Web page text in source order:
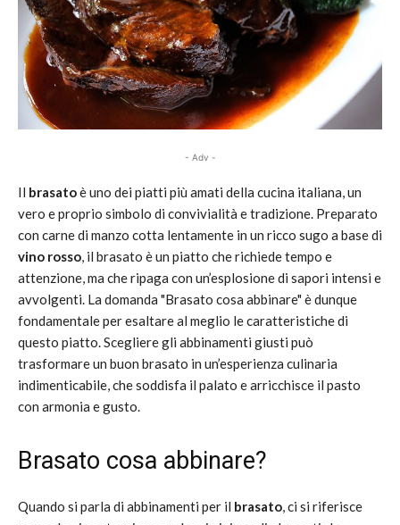
- Adv -
Il brasatoè uno dei piatti più amati della cucina italiana, un
vero e proprio simbolo di convivialità e tradizione. Preparato
con carne di manzo cotta lentamente in un ricco sugo a base di
vino rosso, il brasato è un piatto che richiede tempo e
attenzione, ma che ripaga con un’esplosione di sapori intensi e
avvolgenti. La domanda "Brasato cosa abbinare" è dunque
fondamentale per esaltare al meglio le caratteristiche di
questo piatto. Scegliere gli abbinamenti giusti può
trasformare un buon brasato in un’esperienza culinaria
indimenticabile, che soddisfa il palato e arricchisce il pasto
con armonia e gusto.
Brasato cosa abbinare?
Quando si parla di abbinamenti per il brasato, ci si riferisce